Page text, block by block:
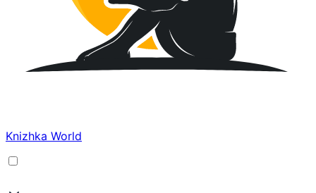
Knizhka World